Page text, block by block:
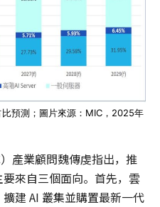
預測；圖片來源：MIC，2025年
產業顧問魏傳虔指出，推
來自三個面向。首先，雲
建 AI 叢集並購置最新一代